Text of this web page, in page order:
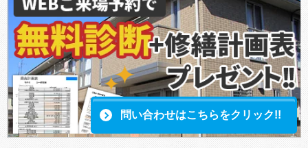
問い合わせはこちらをクリック!!